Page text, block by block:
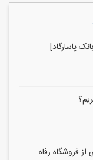
پاسارگاد]
فروشگاه رفاه